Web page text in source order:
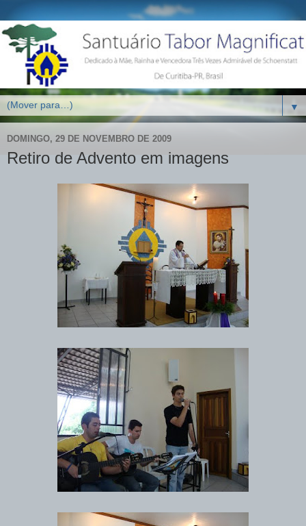
▼
DOMINGO, 29 DE NOVEMBRO DE 2009
Retiro de Advento em imagens